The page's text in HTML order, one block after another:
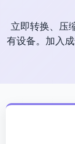
立即转换、压
有设备。加入